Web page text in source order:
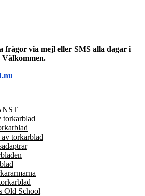
frågor via mejl eller SMS alla dagar i
Välkommen.
torkarblad
torkarblad
Old School